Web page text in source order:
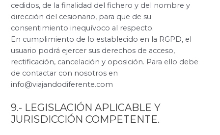
cedidos, de la finalidad del fichero y del nombre y
dirección del cesionario, para que de su
consentimiento inequívoco al respecto.
En cumplimiento de lo establecido en la RGPD, el
usuario podrá ejercer sus derechos de acceso,
rectificación, cancelación y oposición. Para ello debe
de contactar con nosotros en
info@viajandodiferente.com
9.- LEGISLACIÓN APLICABLE Y
JURISDICCIÓN COMPETENTE.